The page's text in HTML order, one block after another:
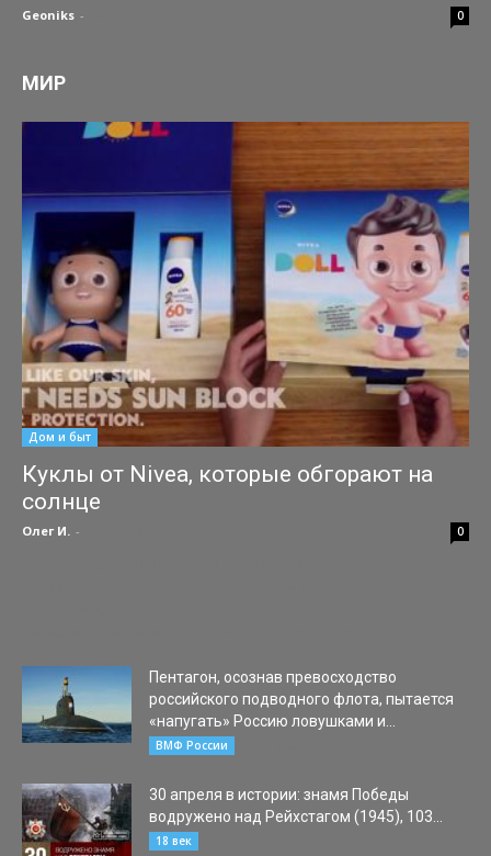
Geoniks - 0
МИР
Дом и быт
Куклы от Nivea, которые обгорают на
солнце
Олег И. - 0
Пентагон, осознав превосходство
российского подводного флота, пытается
«напугать» Россию ловушками и...
ВМФ России
30 апреля в истории: знамя Победы
водружено над Рейхстагом (1945), 103...
18 век